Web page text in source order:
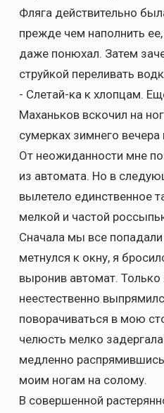
Фляга действительно
прежде чем наполнить ее,
даже понюхал. Затем
струйкой переливать
- Слетай-ка к хлопцам.
Маханьков вскочил на
сумерках зимнего
От неожиданности мне
из автомата. Но в
вылетело единственное
мелкой и частой
Сначала мы все
метнулся к окну, я
выронив автомат. Только
неестественно
поворачиваться в мою
челюсть мелко
медленно распрямившись
моим ногам на солому.
В совершенной